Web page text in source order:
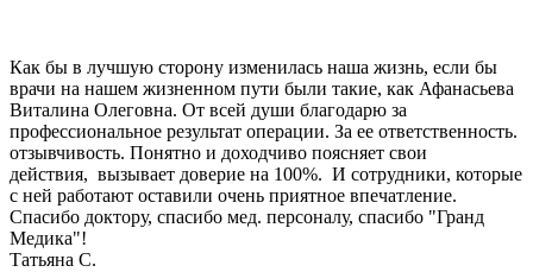
Как бы в лучшую сторону изменилась наша жизнь, если бы
врачи на нашем жизненном пути были такие, как Афанасьева
Виталина Олеговна. От всей души благодарю за
профессиональное результат операции. За ее ответственность.
отзывчивость. Понятно и доходчиво поясняет свои
действия, вызывает доверие на 100%. И сотрудники, которые
с ней работают оставили очень приятное впечатление.
Спасибо доктору, спасибо мед. персоналу, спасибо "Гранд
Медика"!
Татьяна С.